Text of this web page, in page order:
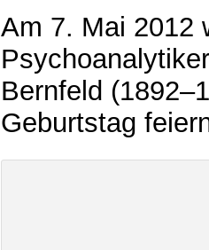
Am 7. Mai 2012
Bernfeld
Geburtstag